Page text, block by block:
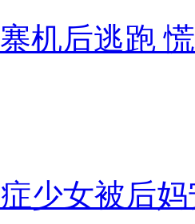
机后逃跑
少女被后